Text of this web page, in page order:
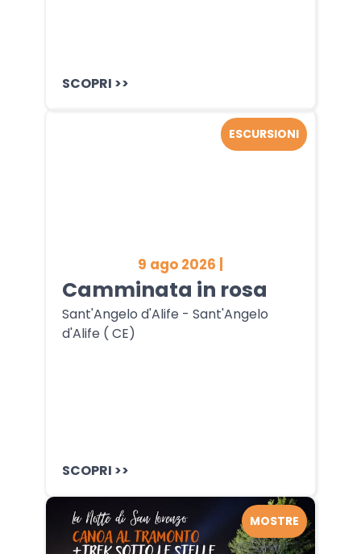
SCOPRI >>
9 ago 2026 |
Camminata in rosa
Sant'Angelo d'Alife - Sant'Angelo
d'Alife ( CE)
SCOPRI >>
ESCURSIONI
MOSTRE